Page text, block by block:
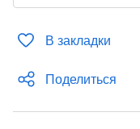
В закладки
Поделиться